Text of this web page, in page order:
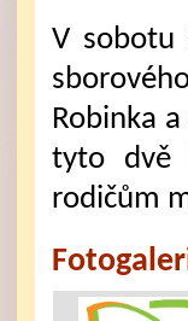
V sobotu
Robinka
tyto dvě
rodičům